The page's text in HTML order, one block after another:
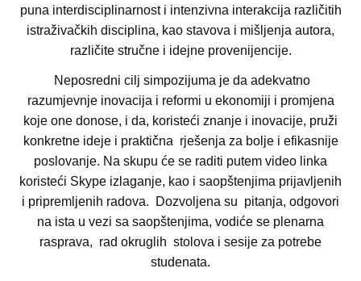
puna interdisciplinarnost i intenzivna interakcija različitih
istraživačkih disciplina, kao stavova i mišljenja autora,
različite stručne i idejne provenijencije.
Neposredni cilj simpozijuma je da adekvatno
razumjevnje inovacija i reformi u ekonomiji i promjena
koje one donose, i da, koristeći znanje i inovacije, pruži
konkretne ideje i praktična rješenja za bolje i efikasnije
poslovanje. Na skupu će se raditi putem video linka
koristeći Skype izlaganje, kao i saopštenjima prijavljenih
i pripremljenih radova. Dozvoljena su pitanja, odgovori
na ista u vezi sa saopštenjima, vodiće se plenarna
rasprava, rad okruglih stolova i sesije za potrebe
studenata.